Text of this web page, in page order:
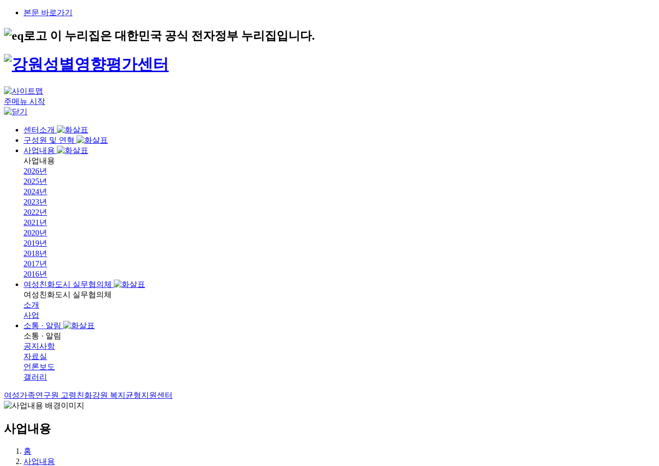
본문 바로가기
이 누리집은 대한민국 공식 전자정부 누리집입니다.
주메뉴 시작
센터소개
구성원 및 연혁
사업내용
사업내용
2026년
2025년
2024년
2023년
2022년
2021년
2020년
2019년
2018년
2017년
2016년
여성친화도시 실무협의체
여성친화도시 실무협의체
소개
사업
소통 · 알림
소통 · 알림
공지사항
자료실
언론보도
갤러리
여성가족연구원 고령친화강원 복지균형지원센터
사업내용
홈
사업내용